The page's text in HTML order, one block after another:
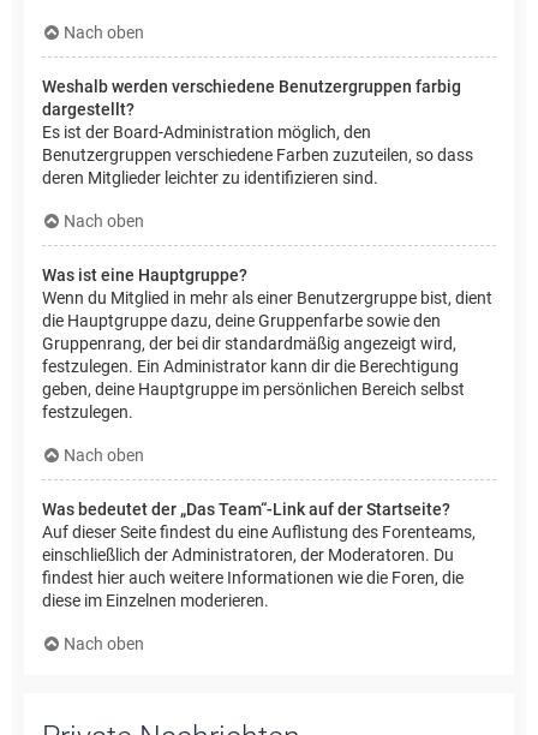
Nach oben
Weshalb werden verschiedene Benutzergruppen farbig
dargestellt?
Es ist der Board-Administration möglich, den
Benutzergruppen verschiedene Farben zuzuteilen, so dass
deren Mitglieder leichter zu identifizieren sind.
Nach oben
Was ist eine Hauptgruppe?
Wenn du Mitglied in mehr als einer Benutzergruppe bist, dient
die Hauptgruppe dazu, deine Gruppenfarbe sowie den
Gruppenrang, der bei dir standardmäßig angezeigt wird,
festzulegen. Ein Administrator kann dir die Berechtigung
geben, deine Hauptgruppe im persönlichen Bereich selbst
festzulegen.
Nach oben
Was bedeutet der „Das Team“-Link auf der Startseite?
Auf dieser Seite findest du eine Auflistung des Forenteams,
einschließlich der Administratoren, der Moderatoren. Du
findest hier auch weitere Informationen wie die Foren, die
diese im Einzelnen moderieren.
Nach oben